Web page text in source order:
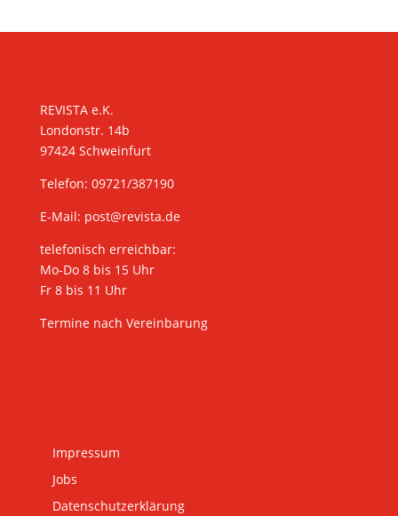
REVISTA e.K.
Londonstr. 14b
97424 Schweinfurt
Telefon: 09721/387190
E-Mail: post@revista.de
telefonisch erreichbar:
Mo-Do 8 bis 15 Uhr
Fr 8 bis 11 Uhr
Termine nach Vereinbarung
Impressum
Jobs
Datenschutzerklärung